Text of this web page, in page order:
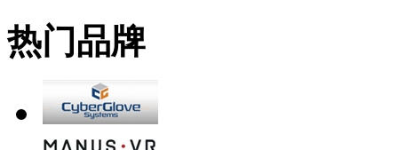
热门品牌